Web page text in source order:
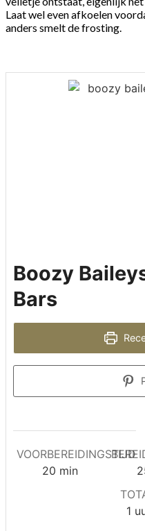
Laat wel even afkoelen
anders smelt de frosting.
Boozy
Bars
VOORBEREIDINGSTIJD
20 minuten
min
1